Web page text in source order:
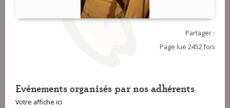
Partager :
Page lue 2452 fois
Evénements organisés par nos adhérents
Votre affiche ici